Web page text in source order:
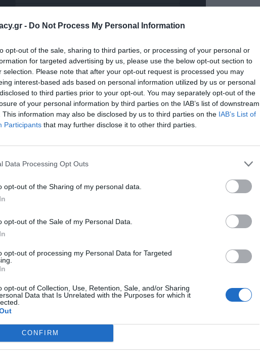
- Do Not Process My Personal Information
opt-out of the sale, sharing to third parties, or processing of your personal or
for targeted advertising by us, please use the below opt-out section to
selection. Please note that after your opt-out request is processed you may
interest-based ads based on personal information utilized by us or personal
to third parties prior to your opt-out. You may separately opt-out of the
of your personal information by third parties on the IAB’s list of downstream
This information may also be disclosed by us to third parties on the IAB’s List of
Participants that may further disclose it to other third parties.
Data Processing Opt Outs
opt-out of the Sharing of my personal data.
opt-out of the Sale of my Personal Data.
opt-out of processing my Personal Data for Targeted
opt-out of Collection, Use, Retention, Sale, and/or Sharing
Data that Is Unrelated with the Purposes for which it
CONFIRM
να πληκτρολογήσετε ξανά τον κωδικό πρόσβασής
Επαλήθευση.